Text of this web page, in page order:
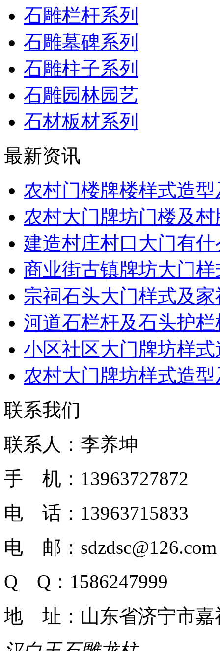
石雕栏杆系列
石雕墓碑系列
石雕柱子系列
石雕园林园艺
石材板材系列
最新资讯
农村门楼牌楼样式造
农村大门牌坊门楼及
建造村庄村口大门有
商业街古镇牌坊大门
宗祠石头大门样式及
河道石栏杆及石头护
小区社区大门牌坊样
农村大门牌坊样式造
联系我们
联系人：李养坤
手 机：13963727872
电 话：13963715833
电 邮：sdzdsc@126.com
Q Q：1586247999
地 址：山东省济宁市嘉